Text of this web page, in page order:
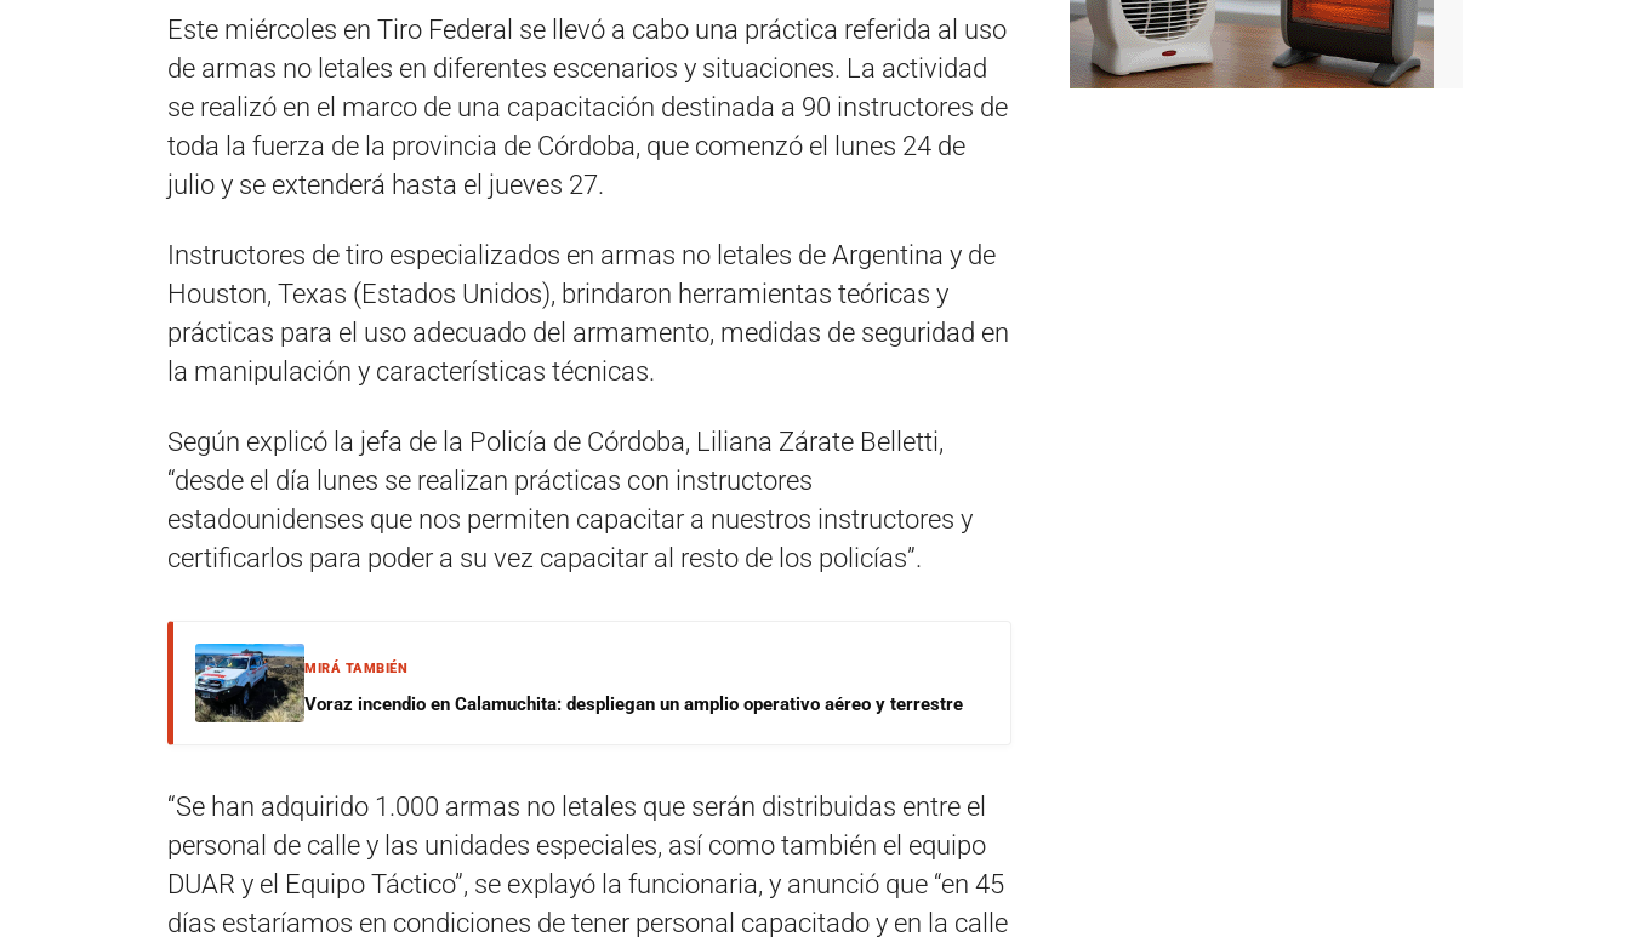
Este miércoles en Tiro Federal se llevó a cabo una práctica referida al uso
de armas no letales en diferentes escenarios y situaciones. La actividad
se realizó en el marco de una capacitación destinada a 90 instructores de
toda la fuerza de la provincia de Córdoba, que comenzó el lunes 24 de
julio y se extenderá hasta el jueves 27.
Instructores de tiro especializados en armas no letales de Argentina y de
Houston, Texas (Estados Unidos), brindaron herramientas teóricas y
prácticas para el uso adecuado del armamento, medidas de seguridad en
la manipulación y características técnicas.
Según explicó la jefa de la Policía de Córdoba, Liliana Zárate Belletti,
“desde el día lunes se realizan prácticas con instructores
estadounidenses que nos permiten capacitar a nuestros instructores y
certificarlos para poder a su vez capacitar al resto de los policías”.
MIRÁ TAMBIÉN
Voraz incendio en Calamuchita: despliegan un amplio operativo aéreo y terrestre
“Se han adquirido 1.000 armas no letales que serán distribuidas entre el
personal de calle y las unidades especiales, así como también el equipo
DUAR y el Equipo Táctico”, se explayó la funcionaria, y anunció que “en 45
días estaríamos en condiciones de tener personal capacitado y en la calle